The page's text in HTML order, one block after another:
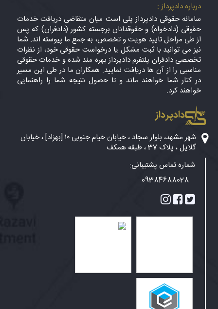
درباره دادپرداز :
سامانه حقوقی دادپرداز پلی است میان متقاضی دریافت خدمات
حقوقی (دادخواه) و حقوقدانان برجسته کشور (دادفران) که پس
از طی مراحل تایید هویت و تخصص، به جمع ما پیوسته اند. شما
نیز می توانید با ثبت مشکل یا درخواست حقوقی خود، از نظرات
تخصصی دادفران پلتفرم دادپرداز بهره مند شده و خدمات حقوقی
مناسبی را از آن ها دریافت نمایید. همکاران ما در طی این مسیر
در کنار شما خواهند ماند و تا حصول نتیجه شما را راهنمایی
خواهند کرد.
دادپرداز
شهر مشهد، بلوار سجاد ، خیابان خیام جنوبی ۱۰ [بهزاد] ، خیابان
گلایل ، پلاک 37 ، طبقه همکف
شماره تماس پشتیبانی:
09384688028